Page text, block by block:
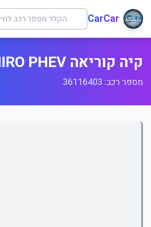
CarCar
קיה קוריאה NIRO PHEV
מספר רכב: 36116403